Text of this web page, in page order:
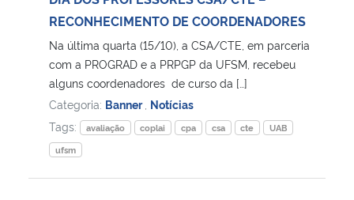
RECONHECIMENTO DE COORDENADORES
Na última quarta (15/10), a CSA/CTE, em parceria
com a PROGRAD e a PRPGP da UFSM, recebeu
alguns coordenadores de curso da […]
Categoria: Banner Notícias
Tags:
avaliação coplai cpa csa cte
UAB
ufsm